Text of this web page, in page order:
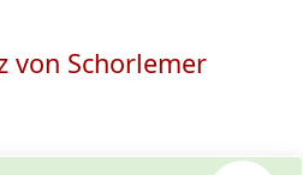
von Schorlemer